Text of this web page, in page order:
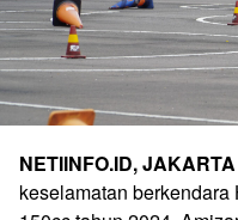
NETIINFO.ID, JAKARTA
keselamatan